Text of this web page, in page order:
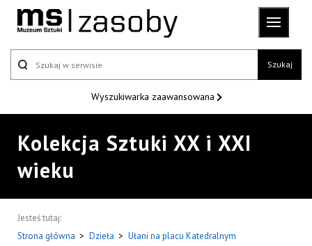
Szukaj
Wyszukiwarka zaawansowana
Kolekcja Sztuki XX i XXI
wieku
Jesteś tutaj:
Strona główna > Dzieła > Ułani na placu Katedralnym